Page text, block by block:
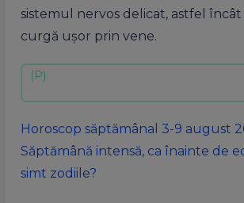
sistemul nervos delicat, astfel încât
curgă ușor prin vene.
Horoscop săptămânal 3-9 august
Săptămână intensă, ca înainte de
simt zodiile?